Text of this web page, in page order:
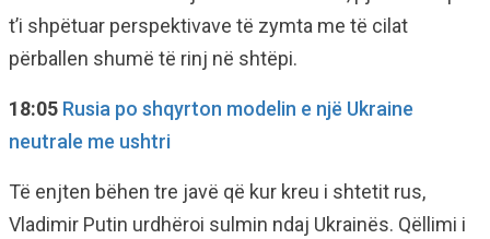
t’i shpëtuar perspektivave të zymta me të cilat
përballen shumë të rinj në shtëpi.
18:05 Rusia po shqyrton modelin e një Ukraine
neutrale me ushtri
Të enjten bëhen tre javë që kur kreu i shtetit rus,
Vladimir Putin urdhëroi sulmin ndaj Ukrainës. Qëllimi i